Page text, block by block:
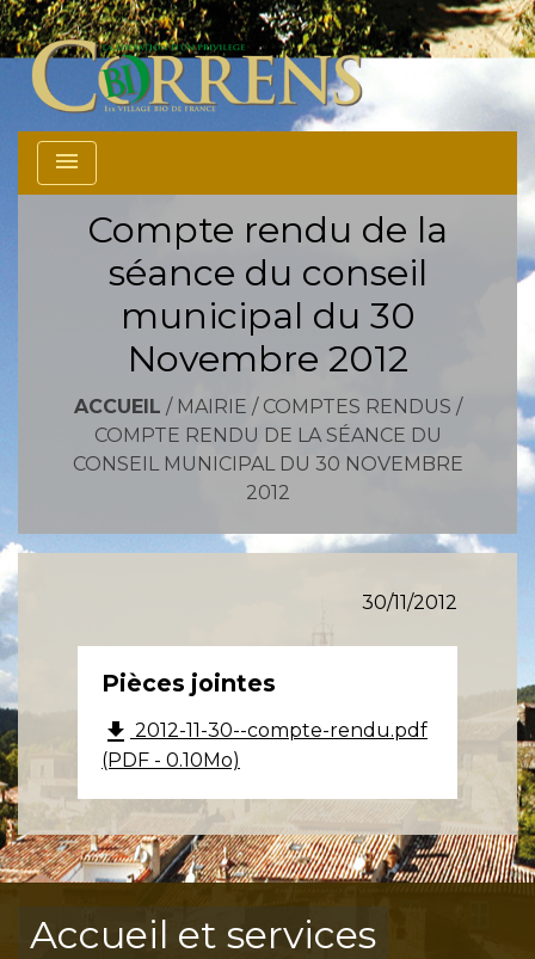
menu
Compte rendu de la
séance du conseil
municipal du 30
Novembre 2012
ACCUEIL / MAIRIE / COMPTES RENDUS /
COMPTE RENDU DE LA SÉANCE DU
CONSEIL MUNICIPAL DU 30 NOVEMBRE
2012
30/11/2012
Pièces jointes
file_download 2012-11-30--compte-rendu.pdf
(PDF - 0.10Mo)
Accueil et services